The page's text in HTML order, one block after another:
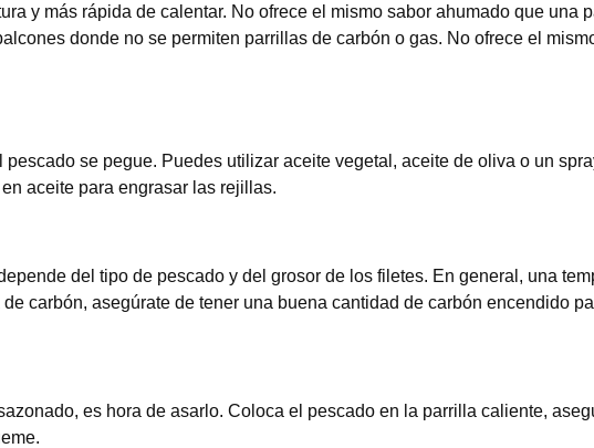
y más rápida de calentar. No ofrece el mismo sabor ahumado que una
donde no se permiten parrillas de carbón o gas. No ofrece el
se pegue. Puedes utilizar aceite vegetal, aceite de oliva o un
aceite para engrasar las rejillas.
del tipo de pescado y del grosor de los filetes. En general, una
carbón, asegúrate de tener una buena cantidad de carbón encendido
es hora de asarlo. Coloca el pescado en la parrilla caliente,